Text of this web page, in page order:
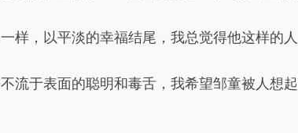
样，以平淡的幸福结尾，我总觉得他这样的
流于表面的聪明和毒舌，我希望邹童被人想